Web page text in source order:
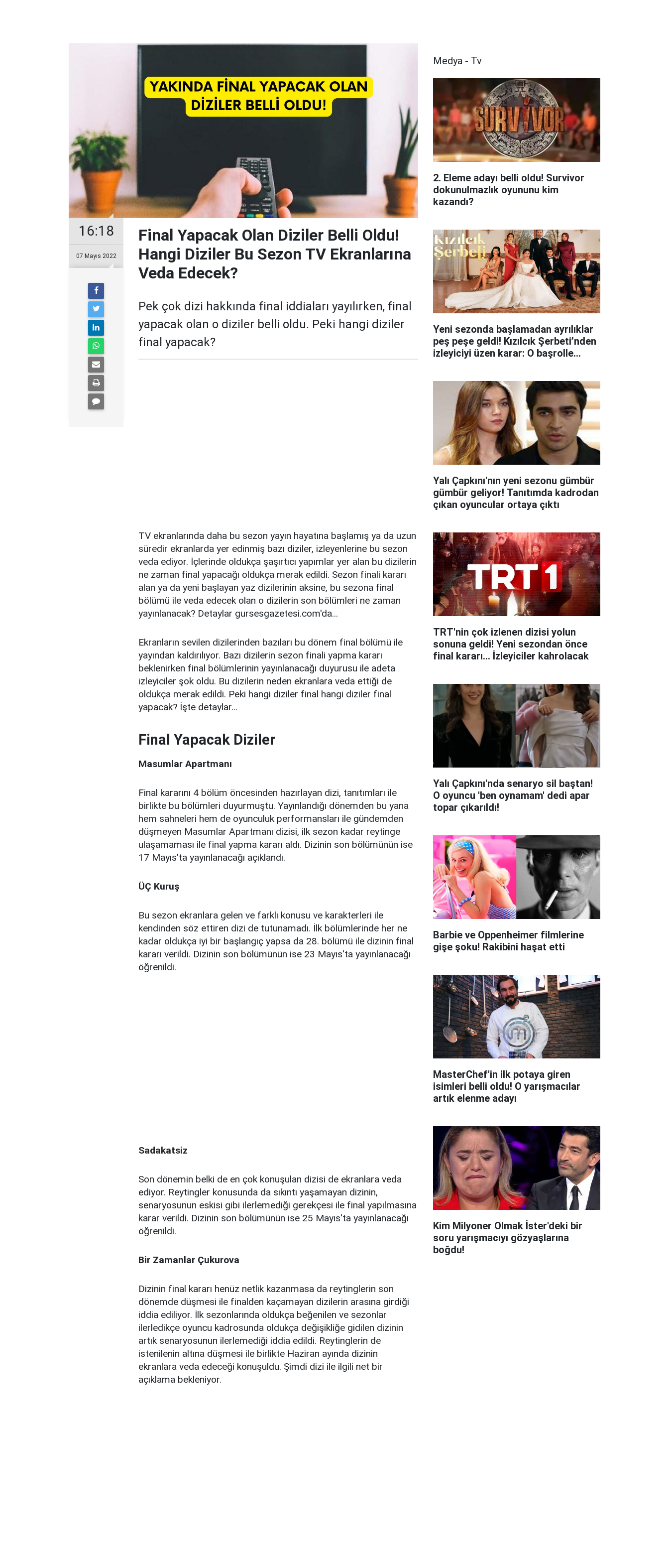
16:18
07 Mayıs 2022
Final Yapacak Olan Diziler Belli Oldu!
Hangi Diziler Bu Sezon TV Ekranlarına
Veda Edecek?
Pek çok dizi hakkında final iddiaları yayılırken, final
yapacak olan o diziler belli oldu. Peki hangi diziler
final yapacak?
TV ekranlarında daha bu sezon yayın hayatına başlamış ya da uzun
süredir ekranlarda yer edinmiş bazı diziler, izleyenlerine bu sezon
veda ediyor. İçlerinde oldukça şaşırtıcı yapımlar yer alan bu dizilerin
ne zaman final yapacağı oldukça merak edildi. Sezon finali kararı
alan ya da yeni başlayan yaz dizilerinin aksine, bu sezona final
bölümü ile veda edecek olan o dizilerin son bölümleri ne zaman
yayınlanacak? Detaylar gursesgazetesi.com'da...
Ekranların sevilen dizilerinden bazıları bu dönem final bölümü ile
yayından kaldırılıyor. Bazı dizilerin sezon finali yapma kararı
beklenirken final bölümlerinin yayınlanacağı duyurusu ile adeta
izleyiciler şok oldu. Bu dizilerin neden ekranlara veda ettiği de
oldukça merak edildi. Peki hangi diziler final hangi diziler final
yapacak? İşte detaylar...
Final Yapacak Diziler
Masumlar Apartmanı
Final kararını 4 bölüm öncesinden hazırlayan dizi, tanıtımları ile
birlikte bu bölümleri duyurmuştu. Yayınlandığı dönemden bu yana
hem sahneleri hem de oyunculuk performansları ile gündemden
düşmeyen Masumlar Apartmanı dizisi, ilk sezon kadar reytinge
ulaşamaması ile final yapma kararı aldı. Dizinin son bölümünün ise
17 Mayıs'ta yayınlanacağı açıklandı.
ÜÇ Kuruş
Bu sezon ekranlara gelen ve farklı konusu ve karakterleri ile
kendinden söz ettiren dizi de tutunamadı. İlk bölümlerinde her ne
kadar oldukça iyi bir başlangıç yapsa da 28. bölümü ile dizinin final
kararı verildi. Dizinin son bölümünün ise 23 Mayıs'ta yayınlanacağı
öğrenildi.
Sadakatsiz
Son dönemin belki de en çok konuşulan dizisi de ekranlara veda
ediyor. Reytingler konusunda da sıkıntı yaşamayan dizinin,
senaryosunun eskisi gibi ilerlemediği gerekçesi ile final yapılmasına
karar verildi. Dizinin son bölümünün ise 25 Mayıs'ta yayınlanacağı
öğrenildi.
Bir Zamanlar Çukurova
Dizinin final kararı henüz netlik kazanmasa da reytinglerin son
dönemde düşmesi ile finalden kaçamayan dizilerin arasına girdiği
iddia ediliyor. İlk sezonlarında oldukça beğenilen ve sezonlar
ilerledikçe oyuncu kadrosunda oldukça değişikliğe gidilen dizinin
artık senaryosunun ilerlemediği iddia edildi. Reytinglerin de
istenilenin altına düşmesi ile birlikte Haziran ayında dizinin
ekranlara veda edeceği konuşuldu. Şimdi dizi ile ilgili net bir
açıklama bekleniyor.
Medya - Tv
2. Eleme adayı belli oldu! Survivor
dokunulmazlık oyununu kim
kazandı?
Yeni sezonda başlamadan ayrılıklar
peş peşe geldi! Kızılcık Şerbeti’nden
izleyiciyi üzen karar: O başrolle
Yalı Çapkını'nın yeni sezonu gümbür
gümbür geliyor! Tanıtımda kadrodan
çıkan oyuncular ortaya çıktı
TRT'nin çok izlenen dizisi yolun
sonuna geldi! Yeni sezondan önce
final kararı... İzleyiciler kahrolacak
Yalı Çapkını'nda senaryo sil baştan!
O oyuncu 'ben oynamam' dedi apar
topar çıkarıldı!
Barbie ve Oppenheimer filmlerine
gişe şoku! Rakibini haşat etti
MasterChef'in ilk potaya giren
isimleri belli oldu! O yarışmacılar
artık elenme adayı
Kim Milyoner Olmak İster'deki bir
soru yarışmacıyı gözyaşlarına
boğdu!